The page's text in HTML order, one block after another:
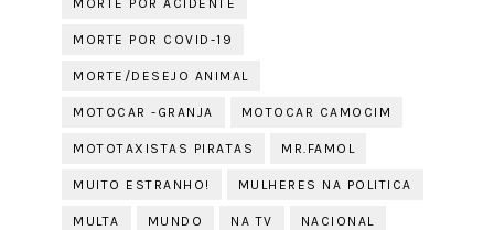
MORTE POR ACIDENTE
MORTE POR COVID-19
MORTE/DESEJO ANIMAL
MOTOCAR -GRANJA MOTOCAR CAMOCIM
MOTOTAXISTAS PIRATAS MR.FAMOL
MUITO ESTRANHO! MULHERES NA POLITICA
MULTA MUNDO NA TV NACIONAL